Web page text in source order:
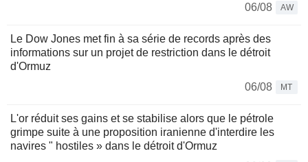
06/08
AW
Le Dow Jones met fin à sa série de records après des
informations sur un projet de restriction dans le détroit
d'Ormuz
06/08
MT
L'or réduit ses gains et se stabilise alors que le pétrole
grimpe suite à une proposition iranienne d'interdire les
navires " hostiles » dans le détroit d'Ormuz